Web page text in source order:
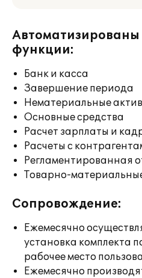
функции:
Банк и касса
Завершение периода
Нематериальные
Основные средства
Расчет зарплаты и
Расчеты с
Регламентированная
Товарно-
Сопровождение:
Ежемесячно
установка комплекта
рабочее место
Ежемесячно